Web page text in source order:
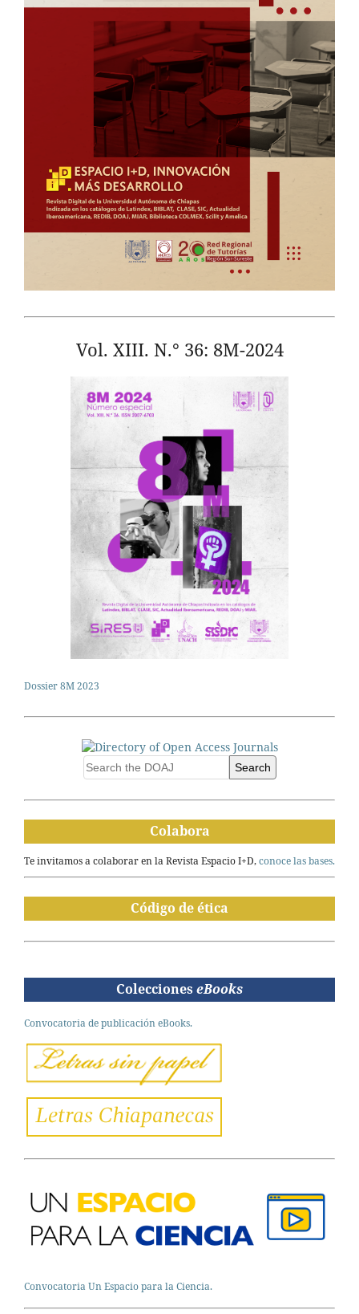
Vol. XIII. N.° 36: 8M-2024
Dossier 8M 2023
Search
Colabora
Te invitamos a colaborar en la Revista Espacio I+D,conoce las bases.
Código de ética
Colecciones eBooks
Convocatoria de publicación eBooks.
Convocatoria Un Espacio para la Ciencia.